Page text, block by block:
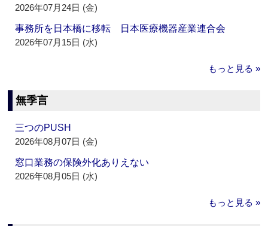
2026年07月24日 (金)
事務所を日本橋に移転 日本医療機器産業連合会
2026年07月15日 (水)
もっと見る »
無季言
三つのPUSH
2026年08月07日 (金)
窓口業務の保険外化ありえない
2026年08月05日 (水)
もっと見る »